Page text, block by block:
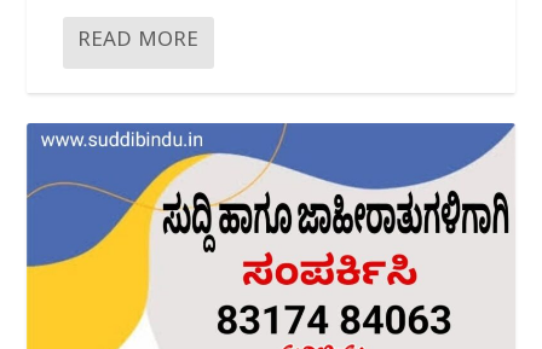
READ MORE